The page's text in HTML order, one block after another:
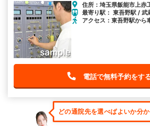
住所：埼玉県飯能市上赤
最寄り駅： 東吾野駅 / 武
アクセス：東吾野駅から
電話で無料予約をす
どの通院先を選べばよいか分